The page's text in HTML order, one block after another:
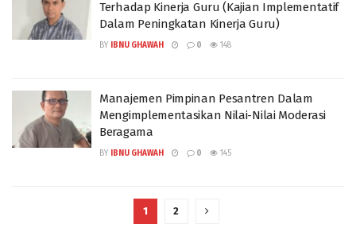
Terhadap Kinerja Guru (Kajian Implementatif
Dalam Peningkatan Kinerja Guru)
BY IBNU GHAWAH 0 148
Manajemen Pimpinan Pesantren Dalam
Mengimplementasikan Nilai-Nilai Moderasi
Beragama
BY IBNU GHAWAH 0 145
1 2